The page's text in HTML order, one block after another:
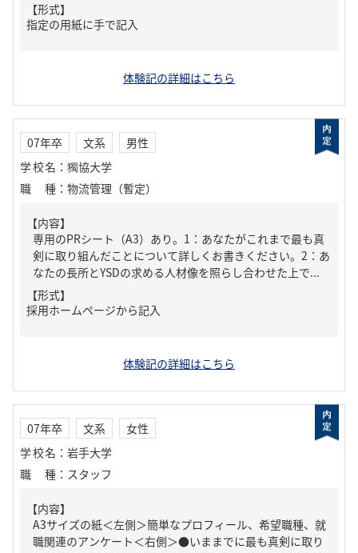
【形式】
指定の用紙に手で記入
体験記の詳細はこちら
07年卒 文系
男性
学校名 ： 獨協大学
職種 ： 物流管理（暫定）
【内容】
専用のPRシート（A3）あり。1：あなたがこれまで最も真
剣に取り組んだことについて詳しくお書きください。2：あ
なたの長所とYSDの求める人材像を照らし合わせた上で...
【形式】
採用ホームページから記入
体験記の詳細はこちら
07年卒 文系
女性
学校名 ： 岩手大学
職種 ： スタッフ
【内容】
A3サイズの紙＜左側＞簡単なプロフィール、希望職種、就
職関連のアンケート＜右側＞●いままでに最も真剣に取り